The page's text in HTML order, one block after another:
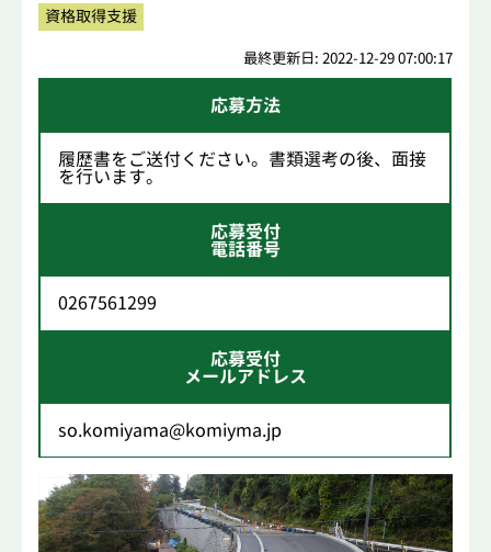
資格取得支援
最終更新日: 2022-12-29 07:00:17
応募方法
履歴書をご送付ください。書類選考の後、面接
を行います。
応募受付
電話番号
0267561299
応募受付
メールアドレス
so.komiyama@komiyma.jp